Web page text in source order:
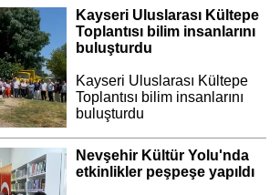
Kayseri Uluslarası Kültepe
Toplantısı bilim insanlarını
buluşturdu
Kayseri Uluslarası Kültepe
Toplantısı bilim insanlarını
buluşturdu
Nevşehir Kültür Yolu'nda
etkinlikler peşpeşe yapıldı